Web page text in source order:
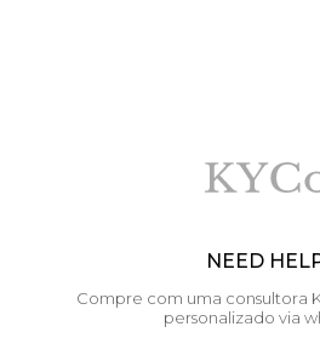
NEED
Compre com uma consultora
personalizado via